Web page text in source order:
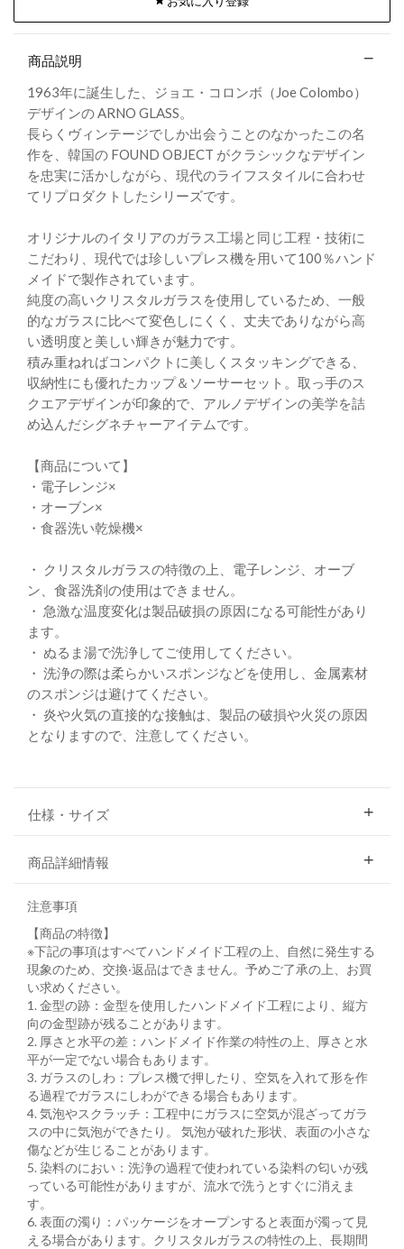
商品説明
1963年に誕生した、ジョエ・コロンボ（Joe Colombo）
デザインの ARNO GLASS。
長らくヴィンテージでしか出会うことのなかったこの名
作を、韓国の FOUND OBJECT がクラシックなデザイン
を忠実に活かしながら、現代のライフスタイルに合わせ
てリプロダクトしたシリーズです。
オリジナルのイタリアのガラス工場と同じ工程・技術に
こだわり、現代では珍しいプレス機を用いて100％ハンド
メイドで製作されています。
純度の高いクリスタルガラスを使用しているため、一般
的なガラスに比べて変色しにくく、丈夫でありながら高
い透明度と美しい輝きが魅力です。
積み重ねればコンパクトに美しくスタッキングできる、
収納性にも優れたカップ＆ソーサーセット。取っ手のス
クエアデザインが印象的で、アルノデザインの美学を詰
め込んだシグネチャーアイテムです。
【商品について】
・電子レンジ×
・オーブン×
・食器洗い乾燥機×
・ クリスタルガラスの特徴の上、電子レンジ、オーブ
ン、食器洗剤の使用はできません。
・ 急激な温度変化は製品破損の原因になる可能性があり
ます。
・ ぬるま湯で洗浄してご使用してください。
・ 洗浄の際は柔らかいスポンジなどを使用し、金属素材
のスポンジは避けてください。
・ 炎や火気の直接的な接触は、製品の破損や火災の原因
となりますので、注意してください。
仕様・サイズ
商品詳細情報
注意事項
【商品の特徴】
※下記の事項はすべてハンドメイド⼯程の上、⾃然に発⽣する
現象のため、交換‧返品はできません。予めご了承の上、お買
い求めください。
1. ⾦型の跡：⾦型を使⽤したハンドメイド⼯程により、縦⽅
向の⾦型跡が残ることがあります。
2. 厚さと⽔平の差：ハンドメイド作業の特性の上、厚さと⽔
平が⼀定でない場合もあります。
3. ガラスのしわ：プレス機で押したり、空気を⼊れて形を作
る過程でガラスにしわができる場合もあります。
4. 気泡やスクラッチ：⼯程中にガラスに空気が混ざってガラ
スの中に気泡ができたり。 気泡が破れた形状、表⾯の⼩さな
傷などが⽣じることがあります。
5. 染料のにおい：洗浄の過程で使われている染料の匂いが残
っている可能性がありますが、流⽔で洗うとすぐに消えま
す。
6. 表⾯の濁り：パッケージをオープンすると表⾯が濁って⾒
える場合があります。クリスタルガラスの特性の上、⻑期間